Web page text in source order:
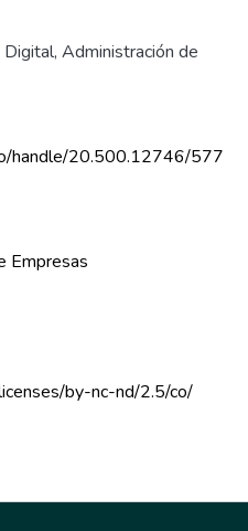
Digital, Administración de
handle/20.500.12746/577
Empresas
by-nc-nd/2.5/co/